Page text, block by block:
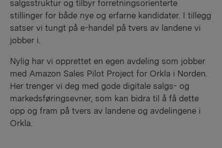
salgsstruktur og tilbyr forretningsorienterte
stillinger for både nye og erfarne kandidater. I tillegg
satser vi tungt på e-handel på tvers av landene vi
jobber i.
Nylig har vi opprettet en egen avdeling som jobber
med Amazon Sales Pilot Project for Orkla i Norden.
Her trenger vi deg med gode digitale salgs- og
markedsføringsevner, som kan bidra til å få dette
opp og fram på tvers av landene og avdelingene i
Orkla.